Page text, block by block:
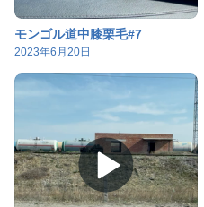
モンゴル道中膝栗毛#7
2023年6月20日